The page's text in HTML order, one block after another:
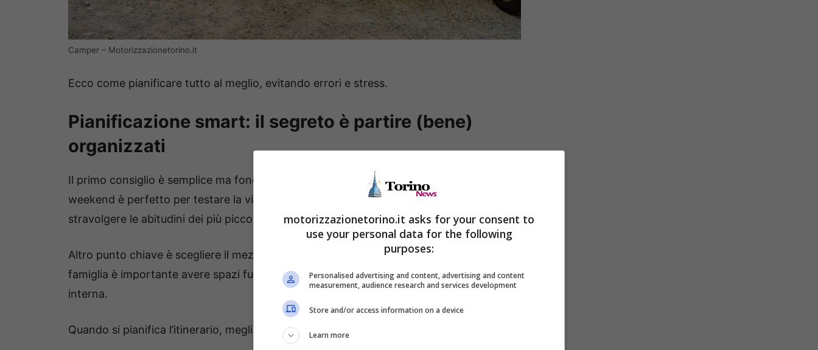
Camper – Motorizzazionetorino.it
Ecco come pianificare tutto al meglio, evitando errori e stress.
Pianificazione smart: il segreto è partire (bene)
organizzati
Il primo consiglio è semplice ma fondamentale: iniziare con un viaggio breve
weekend è perfetto per testare la vita in camper e capire ritmi, spazi e necessità senza
stravolgere le abitudini dei più piccoli.
Altro punto chiave è scegliere il mezzo giusto. Non tutti i camper sono uguali
famiglia è importante avere spazi funzionali, letti comodi e una buona organizzazione
interna.
Quando si pianifica l’itinerario, meglio evitare maratone su strada:
motorizzazionetorino.it asks for your consent to
use your personal data for the following
purposes:
Personalised advertising and content, advertising and content
measurement, audience research and services development
Store and/or access information on a device
Learn more